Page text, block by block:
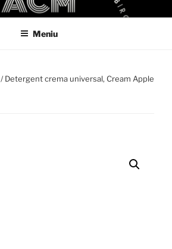
Meniu
/ Detergent crema universal, Cream Apple